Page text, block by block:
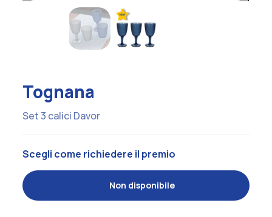
Tognana
Set 3 calici Davor
Scegli come richiedere il premio
Non disponibile